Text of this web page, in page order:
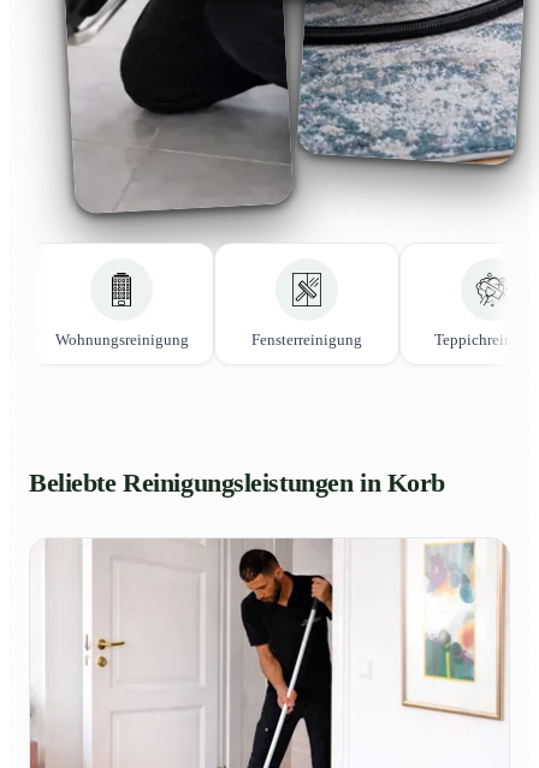
Wohnungsreinigung Fensterreinigung
Beliebte Reinigungsleistungen in Korb